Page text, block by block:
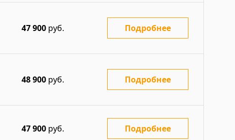
47 900 руб. Подробнее
48 900 руб. Подробнее
47 900 руб. Подробнее